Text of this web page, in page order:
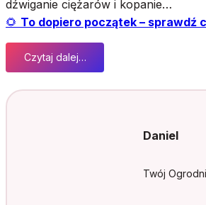
e
?
M
o
j
e
dźwiganie ciężarów i kopanie…
🌻 To dopiero początek – sprawdź
Czytaj dalej…
a
Daniel
Twój